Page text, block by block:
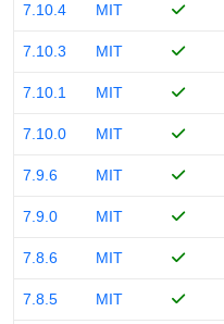
7.10.4 MIT
7.10.3 MIT
7.10.1 MIT
7.10.0 MIT
7.9.6 MIT
7.9.0 MIT
7.8.6 MIT
7.8.5 MIT